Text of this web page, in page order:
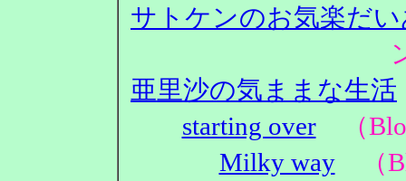
サトケンのお気楽だ
亜里沙の気ままな生活
starting over（
Milky way（